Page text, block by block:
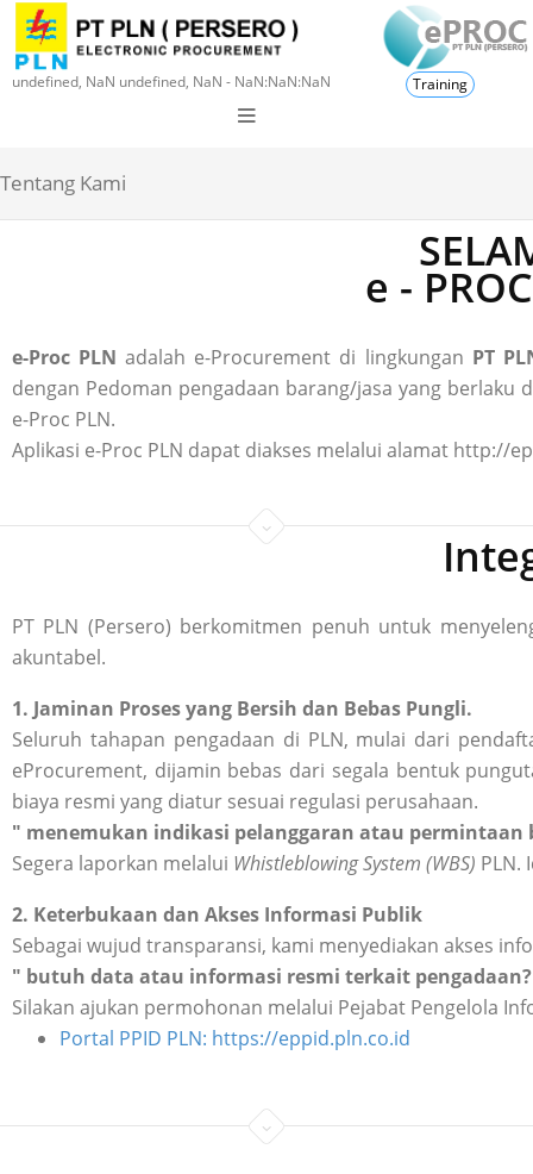
undefined, NaN undefined, NaN - NaN:NaN:NaN Training
Tentang Kami
e -
e-Proc PLN adalah e-Procurement di lingkungan PT
dengan Pedoman pengadaan barang/jasa yang berlaku
e-Proc PLN.
Aplikasi e-Proc PLN dapat diakses melalui alamat http://
PT PLN (Persero) berkomitmen penuh untuk
akuntabel.
1. Jaminan Proses yang Bersih dan Bebas Pungli.
Seluruh tahapan pengadaan di PLN, mulai dari
eProcurement, dijamin bebas dari segala bentuk
biaya resmi yang diatur sesuai regulasi perusahaan.
" menemukan indikasi pelanggaran atau permintaan
Segera laporkan melalui Whistleblowing System (WBS) PLN.
2. Keterbukaan dan Akses Informasi Publik
Sebagai wujud transparansi, kami menyediakan akses
" butuh data atau informasi resmi terkait
Silakan ajukan permohonan melalui Pejabat Pengelola
Portal PPID PLN: https://eppid.pln.co.id